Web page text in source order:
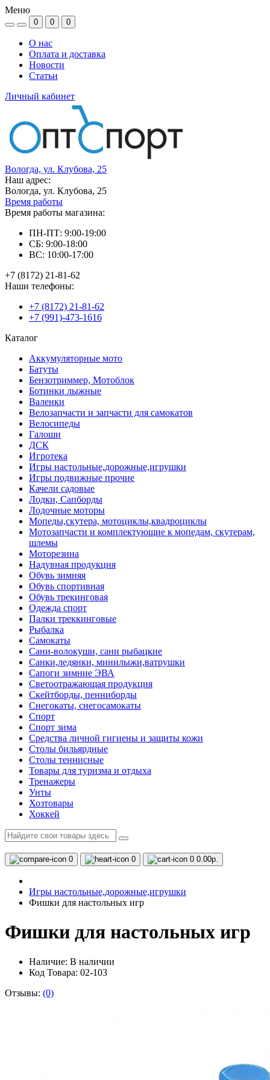
Меню
0 0 0
О нас
Оплата и доставка
Новости
Статьи
Личный кабинет
Вологда, ул. Клубова, 25
Наш адрес:
Вологда, ул. Клубова, 25
Время работы
Время работы магазина:
ПН-ПТ: 9:00-19:00
СБ: 9:00-18:00
ВС: 10:00-17:00
+7 (8172) 21-81-62
Наши телефоны:
+7 (8172) 21-81-62
+7 (991)-473-1616
Каталог
Аккумуляторные мото
Батуты
Бензотриммер, Мотоблок
Ботинки лыжные
Валенки
Велозапчасти и запчасти для самокатов
Велосипеды
Галоши
ДСК
Игротека
Игры настольные,дорожные,игрушки
Игры подвижные прочие
Качели садовые
Лодки, Сапборды
Лодочные моторы
Мопеды,скутера, мотоциклы,квадроциклы
Мотозапчасти и комплектующие к мопедам, скутерам,
шлемы
Моторезина
Надувная продукция
Обувь зимняя
Обувь спортивная
Обувь трекинговая
Одежда спорт
Палки треккинговые
Рыбалка
Самокаты
Сани-волокуши, сани рыбацкие
Санки,ледянки, минилыжи,ватрушки
Сапоги зимние ЭВА
Светоотражающая продукция
Скейтборды, пенниборды
Снегокаты, снегосамокаты
Спорт
Спорт зима
Средства личной гигиены и защиты кожи
Столы бильярдные
Столы теннисные
Товары для туризма и отдыха
Тренажеры
Унты
Хозтовары
Хоккей
0 0 0 0.00р.
Игры настольные,дорожные,игрушки
Фишки для настольных игр
Фишки для настольных игр
Наличие: В наличии
Код Товара: 02-103
Отзывы: (0)